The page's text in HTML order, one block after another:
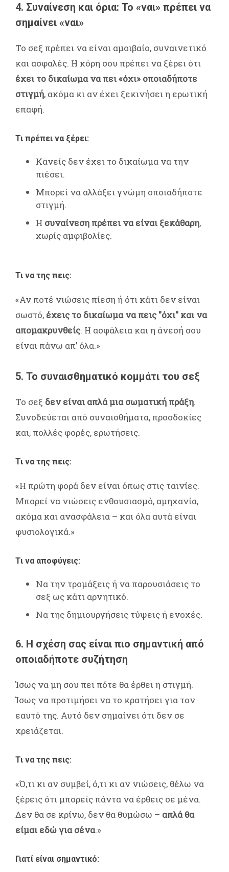
4. Συναίνεση και όρια: Το «ναι» πρέπει να
σημαίνει «ναι»
Το σεξ πρέπει να είναι αμοιβαίο, συναινετικό
και ασφαλές. Η κόρη σου πρέπει να ξέρει ότι
έχει το δικαίωμα να πει «όχι» οποιαδήποτε
στιγμή, ακόμα κι αν έχει ξεκινήσει η ερωτική
επαφή.
Τι πρέπει να ξέρει:
Κανείς δεν έχει το δικαίωμα να την
πιέσει.
Μπορεί να αλλάξει γνώμη οποιαδήποτε
στιγμή.
Η συναίνεση πρέπει να είναι ξεκάθαρη,
χωρίς αμφιβολίες.
Τι να της πεις:
«Αν ποτέ νιώσεις πίεση ή ότι κάτι δεν είναι
σωστό, έχεις το δικαίωμα να πεις "όχι" και να
απομακρυνθείς. Η ασφάλεια και η άνεσή σου
είναι πάνω απ’ όλα.»
5. Το συναισθηματικό κομμάτι του σεξ
Το σεξ δεν είναι απλά μια σωματική πράξη.
Συνοδεύεται από συναισθήματα, προσδοκίες
και, πολλές φορές, ερωτήσεις.
Τι να της πεις:
«Η πρώτη φορά δεν είναι όπως στις ταινίες.
Μπορεί να νιώσεις ενθουσιασμό, αμηχανία,
ακόμα και ανασφάλεια – και όλα αυτά είναι
φυσιολογικά.»
Τι να αποφύγεις:
Να την τρομάξεις ή να παρουσιάσεις το
σεξ ως κάτι αρνητικό.
Να της δημιουργήσεις τύψεις ή ενοχές.
6. Η σχέση σας είναι πιο σημαντική από
οποιαδήποτε συζήτηση
Ίσως να μη σου πει πότε θα έρθει η στιγμή.
Ίσως να προτιμήσει να το κρατήσει για τον
εαυτό της. Αυτό δεν σημαίνει ότι δεν σε
χρειάζεται.
Τι να της πεις:
«Ό,τι κι αν συμβεί, ό,τι κι αν νιώσεις, θέλω να
ξέρεις ότι μπορείς πάντα να έρθεις σε μένα.
Δεν θα σε κρίνω, δεν θα θυμώσω – απλά θα
είμαι εδώ για σένα.»
Γιατί είναι σημαντικό: